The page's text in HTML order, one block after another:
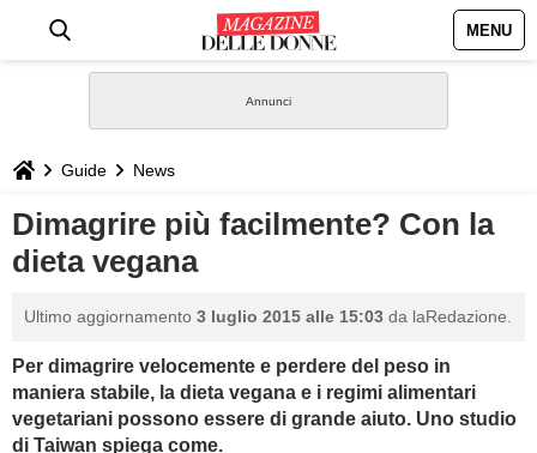
MENU
STILE
BIOGRAFIE
GASTRONOMIA
Guide News
Dimagrire più facilmente? Con la
dieta vegana
Ultimo aggiornamento 3 luglio 2015 alle 15:03 da laRedazione.
Per dimagrire velocemente e perdere del peso in
maniera stabile, la dieta vegana e i regimi alimentari
vegetariani possono essere di grande aiuto. Uno studio
di Taiwan spiega come.